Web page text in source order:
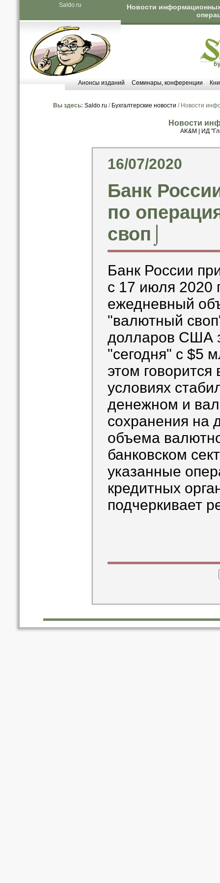
Saldo.ru
Новости
Анонсы изданий Семинары, конференции
Вы здесь: Saldo.ru / Бухгалтерские новости / Новости
Новости
AK&M ИД
16/07/2020
Банк
по
своп⌡
Банк России
с 17 июля 2020
ежедневный
"валютный
долларов США
"сегодня" с $5
этом
условиях
денежном и
сохранения на
объема
банковском
указанные
кредитных
подчеркивает